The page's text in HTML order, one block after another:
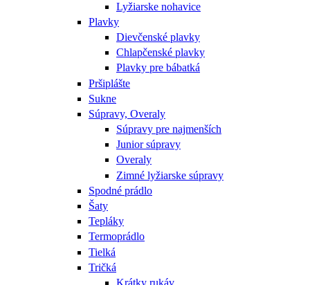
Lyžiarske nohavice
Plavky
Dievčenské plavky
Chlapčenské plavky
Plavky pre bábatká
Pršiplášte
Sukne
Súpravy, Overaly
Súpravy pre najmenších
Junior súpravy
Overaly
Zimné lyžiarske súpravy
Spodné prádlo
Šaty
Tepláky
Termoprádlo
Tielká
Tričká
Krátky rukáv